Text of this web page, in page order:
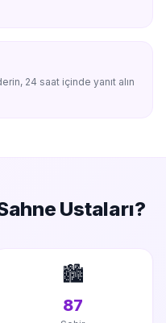
24 saat içinde yanıt alın
Ustaları?
🏙️
87